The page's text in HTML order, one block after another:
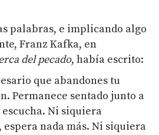
palabras, e implicando algo
Franz Kafka, en
del pecado, había escrito:
que abandones tu
Permanece sentado junto a
escucha. Ni siquiera
espera nada más. Ni siquiera